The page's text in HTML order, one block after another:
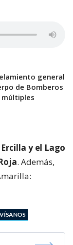
general
de Bomberos
y el Lago
. Además,